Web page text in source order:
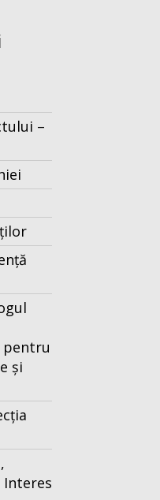
–
pentru
și
Interes